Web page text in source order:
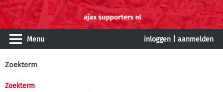
Menu inloggen aanmelden
Zoekterm
Zoekterm